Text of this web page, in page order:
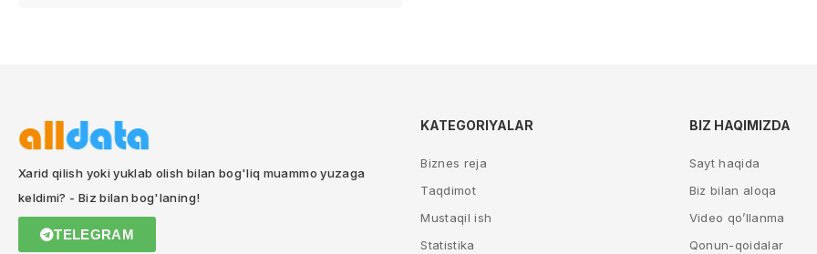
Xarid qilish yoki yuklab olish bilan bog'liq muammo yuzaga
keldimi? - Biz bilan bog'laning!
TELEGRAM
KATEGORIYALAR
Biznes reja
Taqdimot
Mustaqil ish
Statistika
BIZ HAQIMIZDA
Sayt haqida
Biz bilan aloqa
Video qo’llanma
Qonun-qoidalar